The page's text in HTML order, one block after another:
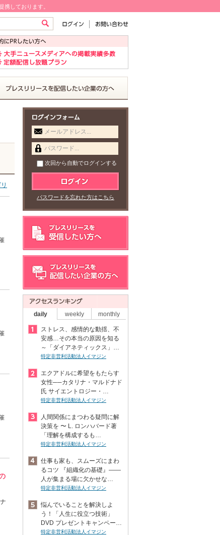
しております。
メールアドレス...
パスワード...
次回から自動でログインする
パスワードを忘れた方はこちら
daily weekly monthly
ストレス、感情的な動揺、不
安感…その本当の原因を知る
～「ダイアネティックス」…
特定非営利活動法人イマジン
エクアドルに希望をもたらす
女性──カタリナ・マルドナド
氏 サイエントロジー・…
特定非営利活動法人イマジン
人間関係にまつわる疑問に解
決策を 〜 L. ロンハバード著
「理解を構成するも…
特定非営利活動法人イマジン
仕事も家も、スムーズにまわ
るコツ 『組織化の基礎』――
人が集まる場に欠かせな…
特定非営利活動法人イマジン
悩んでいることを解決しよ
う！「人生に役立つ技術」
DVD プレゼントキャンペー…
特定非営利活動法人イマジン